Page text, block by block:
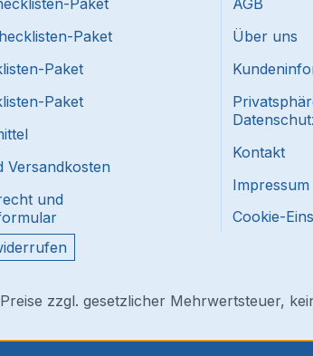
Paket
Paket
Paket
Paket
Versandkosten
und
AGB
Über uns
Kontakt
Impressum
Cookie-
zzgl. gesetzlicher Mehrwertsteuer,